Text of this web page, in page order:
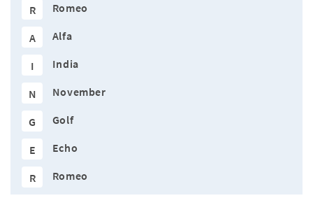
R Romeo
A Alfa
I India
N November
G Golf
E Echo
R Romeo